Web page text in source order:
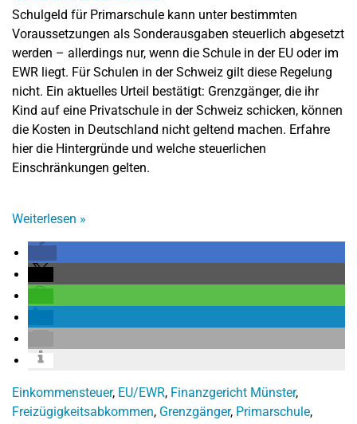
Schulgeld für Primarschule kann unter bestimmten
Voraussetzungen als Sonderausgaben steuerlich abgesetzt
werden – allerdings nur, wenn die Schule in der EU oder im
EWR liegt. Für Schulen in der Schweiz gilt diese Regelung
nicht. Ein aktuelles Urteil bestätigt: Grenzgänger, die ihr
Kind auf eine Privatschule in der Schweiz schicken, können
die Kosten in Deutschland nicht geltend machen. Erfahre
hier die Hintergründe und welche steuerlichen
Einschränkungen gelten.
Weiterlesen »
Einkommensteuer, EU/EWR, Finanzgericht Münster,
Freizügigkeitsabkommen, Grenzgänger, Primarschule,